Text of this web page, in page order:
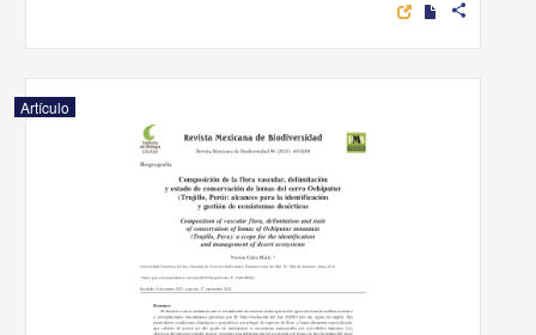
share
Artículo